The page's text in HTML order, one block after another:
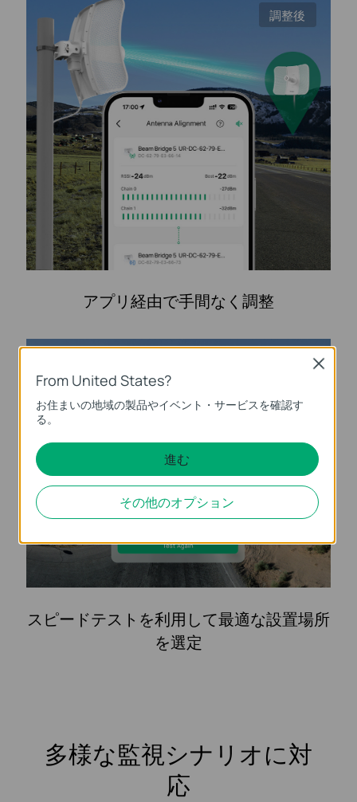
調整後
アプリ経由で手間なく調整
スピードテストを利用して最適な設置場所
を選定
多様な監視シナリオに対
応
From United States?
お住まいの地域の製品やイベント・サービスを確認す
る。
進む
その他のオプション
Close